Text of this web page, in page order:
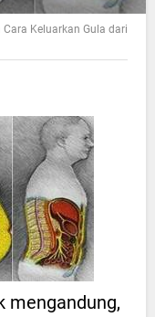
Cara Keluarkan Gula dari
mengandung,